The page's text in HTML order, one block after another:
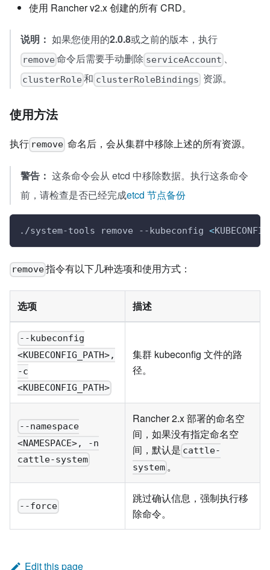
使用 Rancher v2.x 创建的所有 CRD。
说明： 如果您使用的2.0.8或之前的版本，执行
remove 命令后需要手动删除 serviceAccount 、
clusterRole 和 clusterRoleBindings 资源。
使用方法
执行 remove 命名后，会从集群中移除上述的所有资源。
警告： 这条命令会从 etcd 中移除数据。执行这条命令
前，请检查是否已经完成etcd 节点备份
./system-tools remove --kubeconfig <KUBECONFIG
remove指令有以下几种选项和使用方式：
选项 描述
--kubeconfig
<KUBECONFIG_PATH>,
-c
<KUBECONFIG_PATH>
集群 kubeconfig 文件的路
径。
--namespace
<NAMESPACE>, -n
cattle-system
Rancher 2.x 部署的命名空
间，如果没有指定命名空
间，默认是 cattle-
system 。
--force
跳过确认信息，强制执行移
除命令。
Edit this page